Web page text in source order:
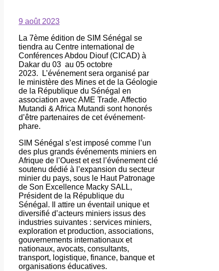
9 août 2023
La 7ème édition de SIM Sénégal se
tiendra au Centre international de
Conférences Abdou Diouf (CICAD) à
Dakar du 03 au 05 octobre
2023. L’événement sera organisé par
le ministère des Mines et de la Géologie
de la République du Sénégal en
association avec AME Trade. Affectio
Mutandi & Africa Mutandi sont honorés
d’être partenaires de cet événement-
phare.
SIM Sénégal s’est imposé comme l’un
des plus grands événements miniers en
Afrique de l’Ouest et est l’événement clé
soutenu dédié à l’expansion du secteur
minier du pays, sous le Haut Patronage
de Son Excellence Macky SALL,
Président de la République du
Sénégal. Il attire un éventail unique et
diversifié d’acteurs miniers issus des
industries suivantes : services miniers,
exploration et production, associations,
gouvernements internationaux et
nationaux, avocats, consultants,
transport, logistique, finance, banque et
organisations éducatives.